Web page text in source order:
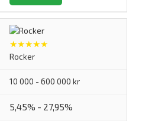
★★★★★
Rocker
10 000 - 600 000 kr
5,45% - 27,95%